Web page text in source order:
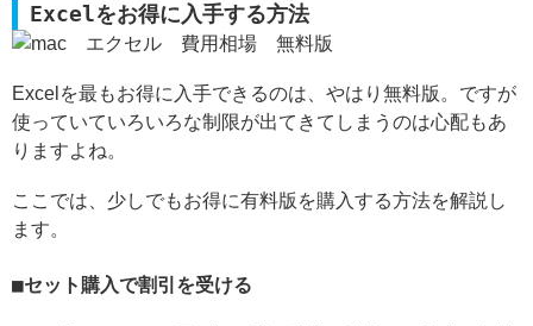
Excelをお得に入手する方法
Excelを最もお得に入手できるのは、やはり無料版。ですが
使っていていろいろな制限が出てきてしまうのは心配もあ
りますよね。
ここでは、少しでもお得に有料版を購入する方法を解説し
ます。
セット購入で割引を受ける